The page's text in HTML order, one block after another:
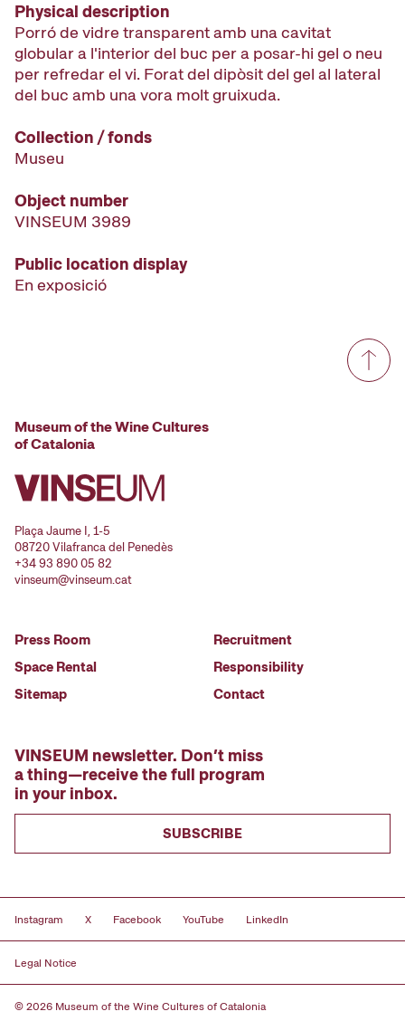
Physical description
Porró de vidre transparent amb una cavitat
globular a l'interior del buc per a posar-hi gel o neu
per refredar el vi. Forat del dipòsit del gel al lateral
del buc amb una vora molt gruixuda.
Collection / fonds
Museu
Object number
VINSEUM 3989
Public location display
En exposició
Museum of the Wine Cultures
of Catalonia
Plaça Jaume I, 1-5
08720 Vilafranca del Penedès
+34 93 890 05 82
vinseum@vinseum.cat
Press Room
Space Rental
Sitemap
Recruitment
Responsibility
Contact
VINSEUM newsletter. Don’t miss
a thing—receive the full program
in your inbox.
SUBSCRIBE
Instagram X Facebook YouTube LinkedIn
Legal Notice
© 2026 Museum of the Wine Cultures of Catalonia